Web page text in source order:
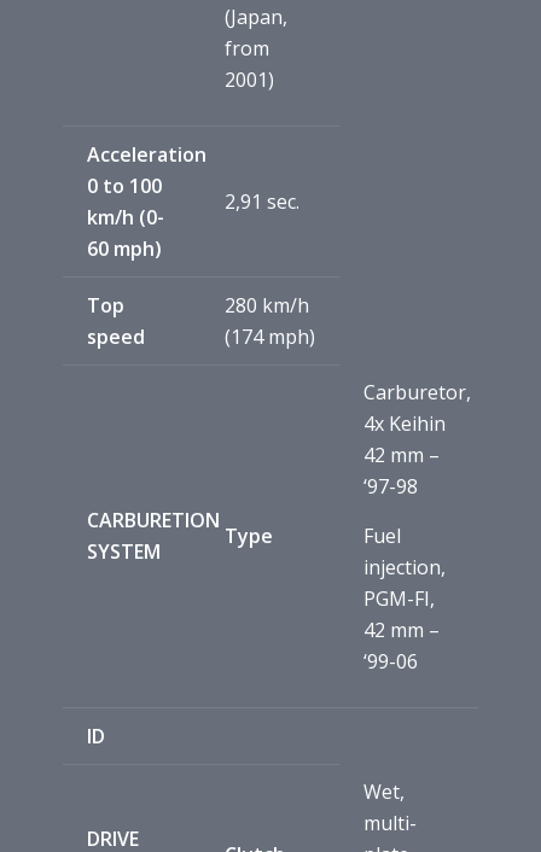
(Japan,
from
2001)
Acceleration
0 to 100
km/h (0-
60 mph)
2,91 sec.
Top
speed
280 km/h
(174 mph)
CARBURETION
SYSTEM
Type
Carburetor,
4x Keihin
42 mm –
‘97-98
Fuel
injection,
PGM-FI,
42 mm –
‘99-06
ID
DRIVE
Wet,
multi-